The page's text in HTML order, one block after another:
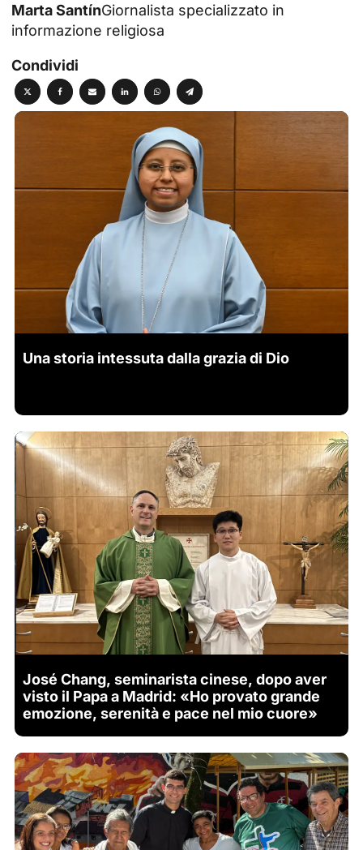
Marta SantínGiornalista specializzato in
informazione religiosa
Condividi
Una storia intessuta dalla grazia di Dio
José Chang, seminarista cinese, dopo aver
visto il Papa a Madrid: «Ho provato grande
emozione, serenità e pace nel mio cuore»